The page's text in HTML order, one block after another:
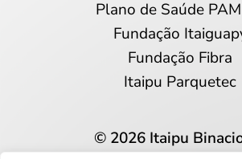
Plano de Saúde
Fundação
Fundação Fibra
Itaipu Parquetec
© 2026 Itaipu